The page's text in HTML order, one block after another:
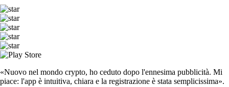
«Nuovo nel mondo crypto, ho ceduto dopo l'ennesima pubblicità. Mi
piace: l'app è intuitiva, chiara e la registrazione è stata semplicissima».